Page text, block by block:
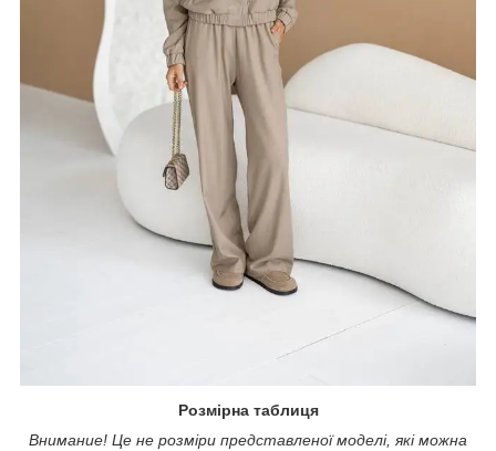
Розмірна таблиця
Внимание! Це не розміри представленої моделі, які можна